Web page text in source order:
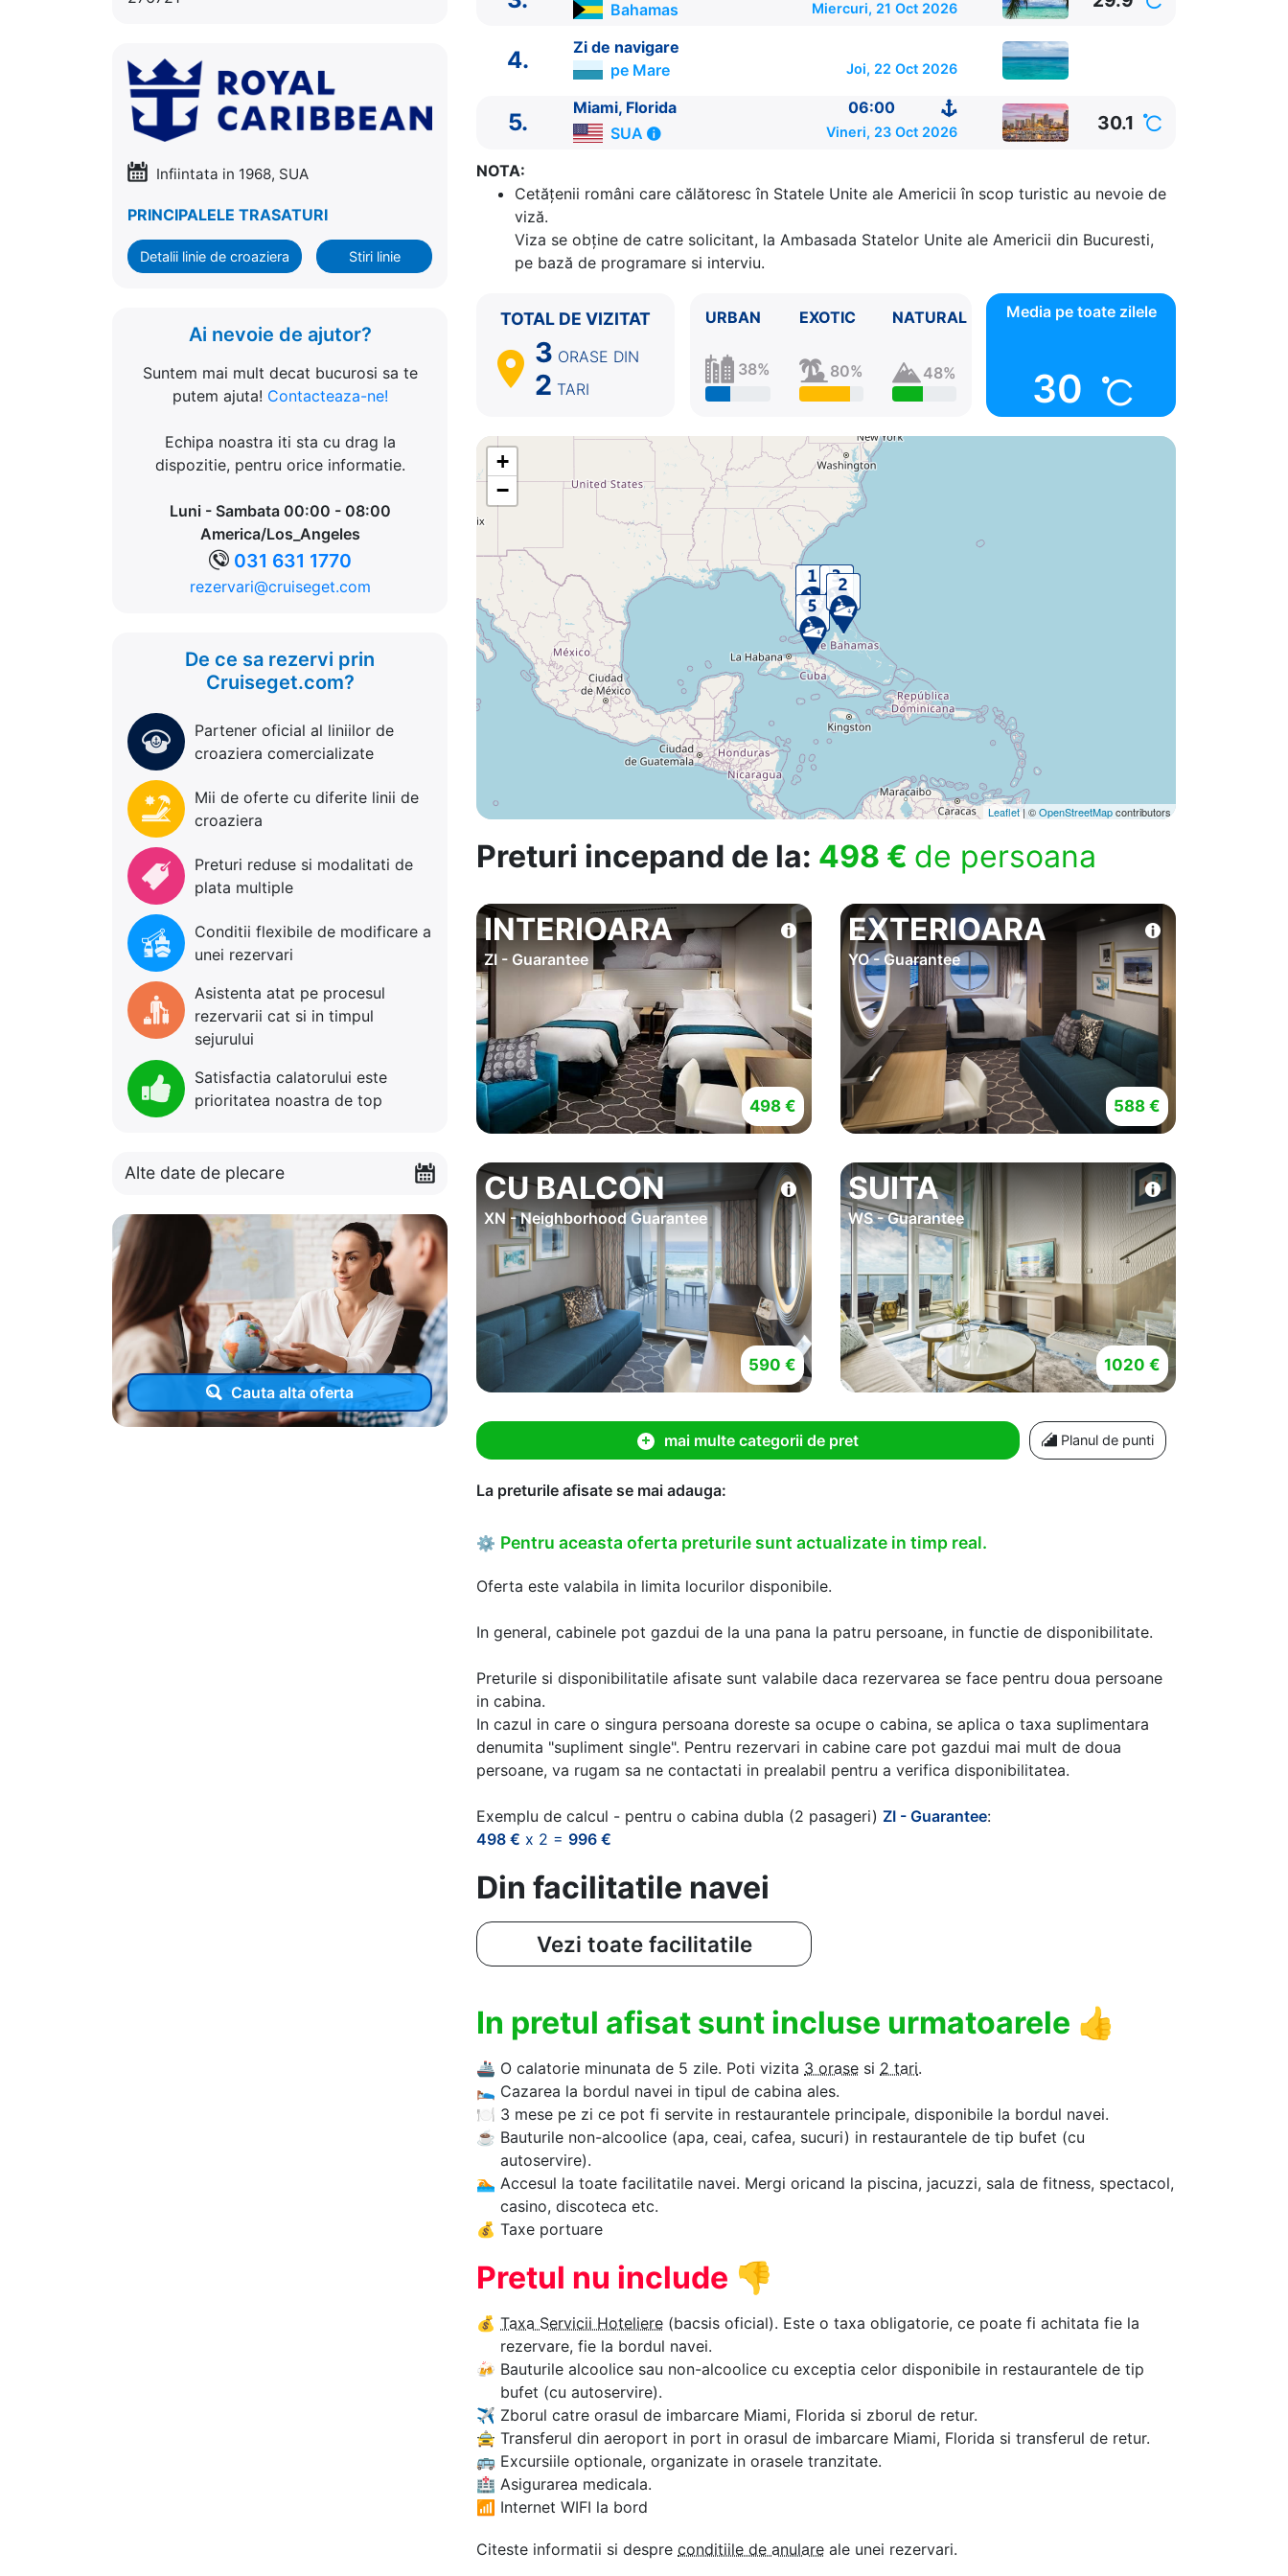
Infiintata in 1968, SUA
PRINCIPALELE TRASATURI
Detalii linie de croaziera Stiri linie
Ai nevoie de ajutor?
Suntem mai mult decat bucurosi sa te
putem ajuta! Contacteaza-ne!
Echipa noastra iti sta cu drag la
dispozitie, pentru orice informatie.
Luni - Sambata 00:00 - 08:00
America/Los_Angeles
031 631 1770
rezervari@cruiseget.com
De ce sa rezervi prin
Cruiseget.com?
Partener oficial al liniilor de
croaziera comercializate
Mii de oferte cu diferite linii de
croaziera
Preturi reduse si modalitati de
plata multiple
Conditii flexibile de modificare a
unei rezervari
Asistenta atat pe procesul
rezervarii cat si in timpul
sejurului
Satisfactia calatorului este
prioritatea noastra de top
Alte date de plecare
Cauta alta oferta
ITINERARIU
Ziua | Portul | Sosire - Plecare
----------------------------------------
Miami, Florida SUA
⚓ - 16:30
Nassau Bahamas
07:30 - 17:30
Cococay Bahamas
5. Miami, Florida SUA 06:00 - ⚓
Bahamas
Miercuri, 21 Oct 2026
4.
Zi de navigare
pe Mare
Joi, 22 Oct 2026
5.
Miami, Florida
06:00
SUA
Vineri, 23 Oct 2026 30.1
NOTA:
Cetăţenii români care călătoresc în Statele Unite ale Americii în scop turistic au nevoie de
viză.
Viza se obține de catre solicitant, la Ambasada Statelor Unite ale Americii din Bucuresti,
pe bază de programare si interviu.
TOTAL DE VIZITAT
3 ORASE DIN
2 TARI
URBAN
38%
EXOTIC
80%
NATURAL
48%
Media pe toate zilele
30
+
−
Leaflet| ©OpenStreetMapcontributors
Preturi incepand de la: 498 € de persoana
INTERIOARA
ZI - Guarantee
498 €
EXTERIOARA
YO - Guarantee
588 €
CU BALCON
XN - Neighborhood Guarantee
590 €
SUITA
WS - Guarantee
1020 €
mai multe categorii de pret Planul de punti
La preturile afisate se mai adauga:
⚙ Pentru aceasta oferta preturile sunt actualizate in timp real.
Oferta este valabila in limita locurilor disponibile.
In general, cabinele pot gazdui de la una pana la patru persoane, in functie de disponibilitate.
Preturile si disponibilitatile afisate sunt valabile daca rezervarea se face pentru doua persoane
in cabina.
In cazul in care o singura persoana doreste sa ocupe o cabina, se aplica o taxa suplimentara
denumita "supliment single". Pentru rezervari in cabine care pot gazdui mai mult de doua
persoane, va rugam sa ne contactati in prealabil pentru a verifica disponibilitatea.
Exemplu de calcul - pentru o cabina dubla (2 pasageri) ZI - Guarantee:
498 € x 2 = 996 €
Din facilitatile navei
Vezi toate facilitatile
In pretul afisat sunt incluse urmatoarele 👍
🚢 O calatorie minunata de 5 zile. Poti vizita 3 orase si 2 tari.
🛌 Cazarea la bordul navei in tipul de cabina ales.
🍽 3 mese pe zi ce pot fi servite in restaurantele principale, disponibile la bordul navei.
☕ Bauturile non-alcoolice (apa, ceai, cafea, sucuri) in restaurantele de tip bufet (cu
autoservire).
🏊‍ Accesul la toate facilitatile navei. Mergi oricand la piscina, jacuzzi, sala de fitness, spectacol,
casino, discoteca etc.
💰 Taxe portuare
Pretul nu include 👎
💰 Taxa Servicii Hoteliere (bacsis oficial). Este o taxa obligatorie, ce poate fi achitata fie la
rezervare, fie la bordul navei.
🍻 Bauturile alcoolice sau non-alcoolice cu exceptia celor disponibile in restaurantele de tip
bufet (cu autoservire).
✈ Zborul catre orasul de imbarcare Miami, Florida si zborul de retur.
🚖 Transferul din aeroport in port in orasul de imbarcare Miami, Florida si transferul de retur.
🚌 Excursiile optionale, organizate in orasele tranzitate.
🏥 Asigurarea medicala.
📶 Internet WIFI la bord
Citeste informatii si despre conditiile de anulare ale unei rezervari.